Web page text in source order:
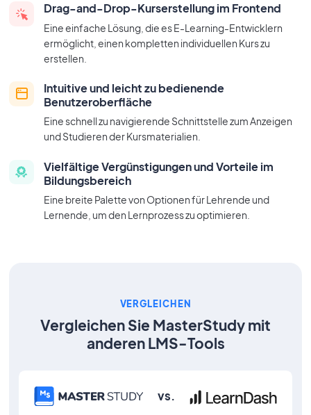
Drag-and-Drop-Kurserstellung im Frontend
Eine einfache Lösung, die esE-Learning-Entwicklern
ermöglicht, einen kompletten individuellen Kurs zu
erstellen.
Intuitive und leicht zu bedienende
Benutzeroberfläche
Eine schnell zu navigierende Schnittstelle zum Anzeigen
und Studieren der Kursmaterialien.
Vielfältige Vergünstigungen und Vorteile im
Bildungsbereich
Eine breite Palette von Optionen für Lehrende und
Lernende, um den Lernprozess zu optimieren.
VERGLEICHEN
Vergleichen Sie MasterStudy mit
anderen LMS-Tools
vs.